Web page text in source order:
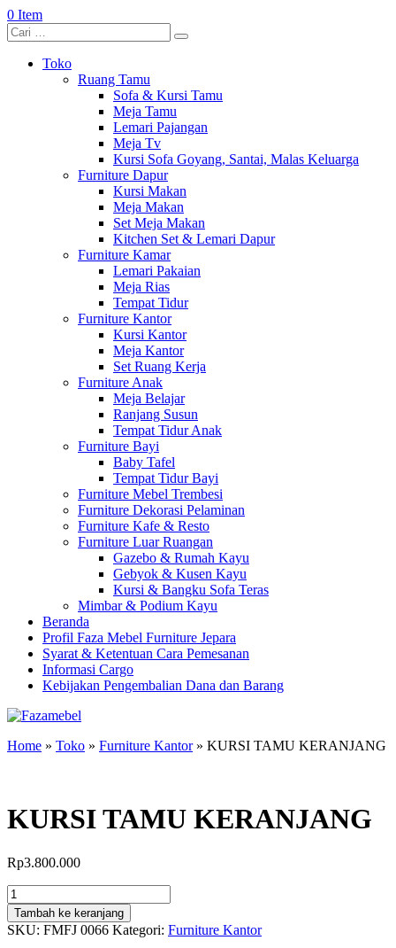
0 Item
Toko
Ruang Tamu
Sofa & Kursi Tamu
Meja Tamu
Lemari Pajangan
Meja Tv
Kursi Sofa Goyang, Santai, Malas Keluarga
Furniture Dapur
Kursi Makan
Meja Makan
Set Meja Makan
Kitchen Set & Lemari Dapur
Furniture Kamar
Lemari Pakaian
Meja Rias
Tempat Tidur
Furniture Kantor
Kursi Kantor
Meja Kantor
Set Ruang Kerja
Furniture Anak
Meja Belajar
Ranjang Susun
Tempat Tidur Anak
Furniture Bayi
Baby Tafel
Tempat Tidur Bayi
Furniture Mebel Trembesi
Furniture Dekorasi Pelaminan
Furniture Kafe & Resto
Furniture Luar Ruangan
Gazebo & Rumah Kayu
Gebyok & Kusen Kayu
Kursi & Bangku Sofa Teras
Mimbar & Podium Kayu
Beranda
Profil Faza Mebel Furniture Jepara
Syarat & Ketentuan Cara Pemesanan
Informasi Cargo
Kebijakan Pengembalian Dana dan Barang
Home » Toko » Furniture Kantor» KURSI TAMU KERANJANG
KURSI TAMU KERANJANG
Rp3.800.000
Kuantitas
KURSI
TAMU
KERANJANG
Tambah ke keranjang
SKU: FMFJ 0066 Kategori: Furniture Kantor